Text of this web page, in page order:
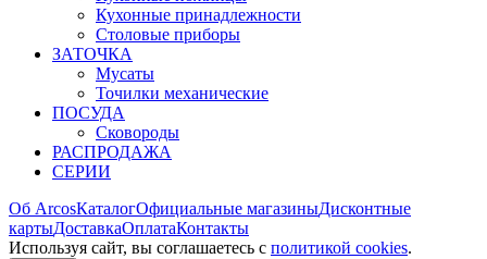
Кухонные принадлежности
Столовые приборы
ЗАТОЧКА
Мусаты
Точилки механические
ПОСУДА
Сковороды
РАСПРОДАЖА
СЕРИИ
Об ArcosКаталогОфициальные магазиныДисконтные
картыДоставкаОплатаКонтакты
Используя сайт, вы согла­шаетесь с политикой cookies.